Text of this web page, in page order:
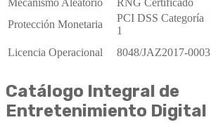
Mecanismo Aleatorio
RNG Certificado
Protección Monetaria
PCI DSS Categoría
1
Licencia Operacional 8048/JAZ2017-0003
Catálogo Integral de
Entretenimiento Digital